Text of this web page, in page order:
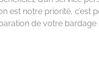
est notre priorité, c’est
de votre